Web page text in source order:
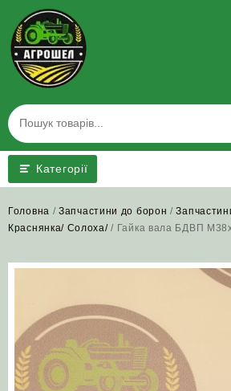
content
Категорії
Головна /Запчастини до борон /
Краснянка/ Солоха// Гайка вала БДВП